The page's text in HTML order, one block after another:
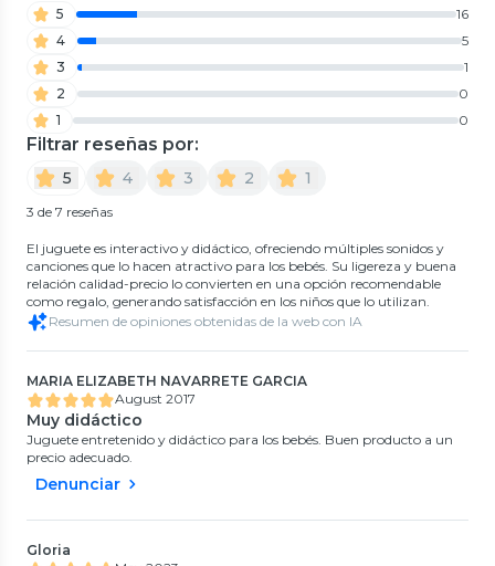
5
16
4
5
3
1
2
0
1
0
Filtrar reseñas por:
5 4 3 2 1
3 de 7 reseñas
El juguete es interactivo y didáctico, ofreciendo múltiples sonidos y
canciones que lo hacen atractivo para los bebés. Su ligereza y buena
relación calidad-precio lo convierten en una opción recomendable
como regalo, generando satisfacción en los niños que lo utilizan.
Resumen de opiniones obtenidas de la web con IA
MARIA ELIZABETH NAVARRETE GARCIA
August 2017
Muy didáctico
Juguete entretenido y didáctico para los bebés. Buen producto a un
precio adecuado.
Denunciar
Gloria